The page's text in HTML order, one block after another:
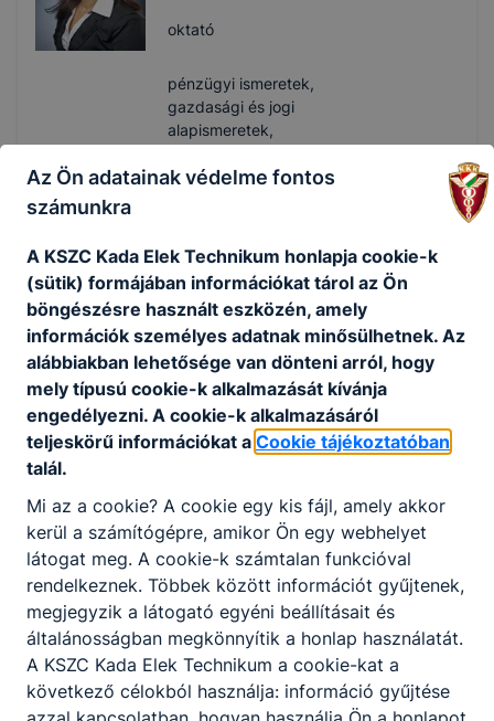
oktató
pénzügyi ismeretek,
gazdasági és jogi
alapismeretek,
ismeretek
+36-76/508-277/112-
es mellék
Osztályfőnök:
10. b
Fogadó óra:
csütörtök 10:30-11:15
Heródekné Trájer
oktató
Vállalkozások
működtetése,
pénzügy
herodekne.ildi​
@gmail.com
+36-76/508-277/112-
Az Ön adatainak védelme fontos
számunkra
A KSZC Kada Elek Technikum honlapja cookie-k
(sütik) formájában információkat tárol az Ön
böngészésre használt eszközén, amely
információk személyes adatnak minősülhetnek. Az
alábbiakban lehetősége van dönteni arról, hogy
mely típusú cookie-k alkalmazását kívánja
engedélyezni. A cookie-k alkalmazásáról
teljeskörű információkat a Cookie tájékoztatóban
talál.
Mi az a cookie? A cookie egy kis fájl, amely akkor
kerül a számítógépre, amikor Ön egy webhelyet
látogat meg. A cookie-k számtalan funkcióval
rendelkeznek. Többek között információt gyűjtenek,
megjegyzik a látogató egyéni beállításait és
általánosságban megkönnyítik a honlap használatát.
A KSZC Kada Elek Technikum a cookie-kat a
következő célokból használja: információ gyűjtése